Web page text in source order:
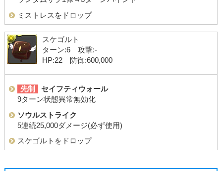
ミストレスをドロップ
スケゴルト
ターン:6 攻撃:-
HP:22 防御:600,000
先制
セイフティウォール
9ターン状態異常無効化
ソウルストライク
5連続25,000ダメージ(必ず使用)
スケゴルトをドロップ